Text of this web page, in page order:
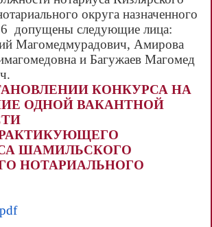
округа назначенного
допущены следующие лица:
Магомедмурадович, Амирова
и Багужаев Магомед
КОНКУРСА НА
ОДНОЙ ВАКАНТНОЙ
ШАМИЛЬСКОГО
НОТАРИАЛЬНОГО